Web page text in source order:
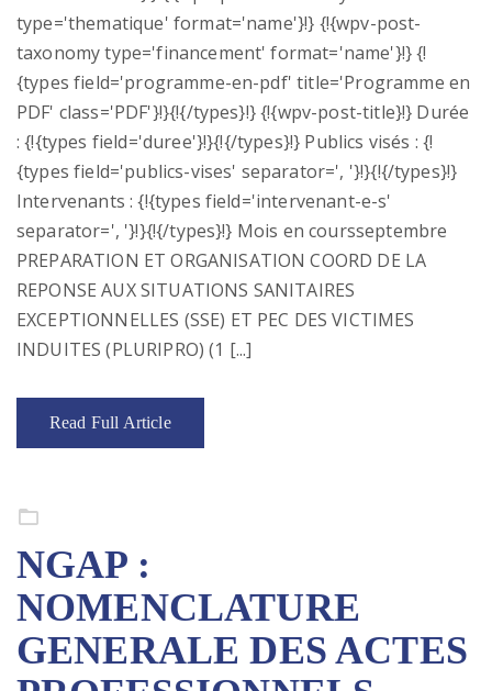
type='thematique' format='name'}!} {!{wpv-post-
taxonomy type='financement' format='name'}!} {!
{types field='programme-en-pdf' title='Programme en
PDF' class='PDF'}!}{!{/types}!} {!{wpv-post-title}!} Durée
: {!{types field='duree'}!}{!{/types}!} Publics visés : {!
{types field='publics-vises' separator=', '}!}{!{/types}!}
Intervenants : {!{types field='intervenant-e-s'
separator=', '}!}{!{/types}!} Mois en coursseptembre
PREPARATION ET ORGANISATION COORD DE LA
REPONSE AUX SITUATIONS SANITAIRES
EXCEPTIONNELLES (SSE) ET PEC DES VICTIMES
INDUITES (PLURIPRO) (1 [...]
Read Full Article
NGAP :
NOMENCLATURE
GENERALE DES ACTES